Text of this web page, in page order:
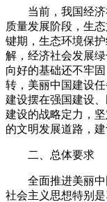
当前，我国经济
质量发展阶段，生
键期，生态环境保
解，经济社会发展
向好的基础还不牢
转，美丽中国建设
建设摆在强国建设
建设的战略定力，
的文明发展道路，
二、总体要求
全面推进美丽中
社会主义思想特别